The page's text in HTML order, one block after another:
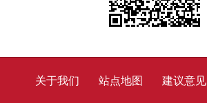
关于我们 站点地图 建议意见